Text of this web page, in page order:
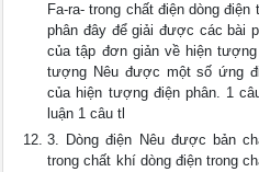
Fa-ra- trong chất điện dòng
phân đây để giải được các bài
của tập đơn giản về hiện
tượng Nêu được một số ứng
của hiện tượng điện phân. 1
luận 1 câu tl
3. Dòng điện Nêu được bản
trong chất khí dòng điện trong